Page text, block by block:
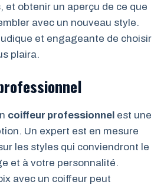
et obtenir un aperçu de ce que
avec un nouveau style.
et engageante de choisir
plaira.
coiffeur professionnel est une
Un expert est en mesure
les styles qui conviendront le
et à votre personnalité.
avec un coiffeur peut